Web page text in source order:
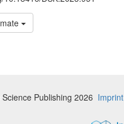
Publishing 2026 Imprint